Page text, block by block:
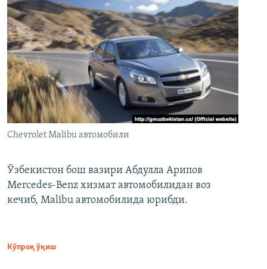
Chevrolet Malibu автомобили
Ўзбекистон бош вазири Абдулла Арипов
Mercedes-Benz хизмат автомобилидан воз
кечиб, Malibu автомобилида юрибди.
Кўпроқ ўқиш